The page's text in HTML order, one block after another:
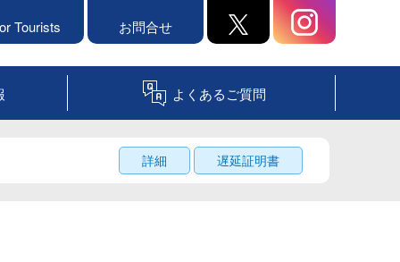
Tourists お問合せ
よくあるご質問
詳細 遅延証明書